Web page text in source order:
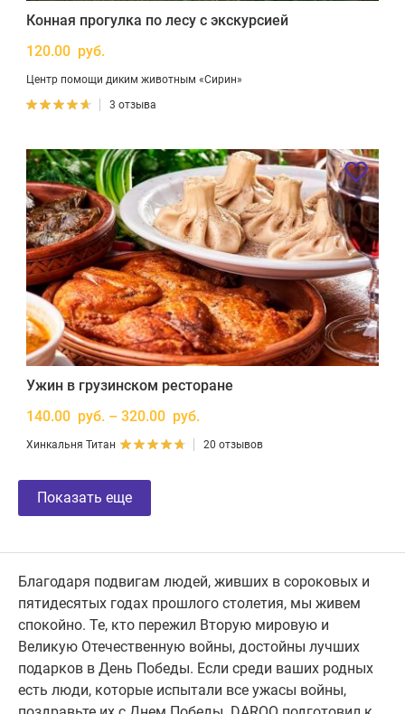
Конная прогулка по лесу с экскурсией
120.00 руб.
Центр помощи диким животным «Сирин»
3 отзыва
Ужин в грузинском ресторане
140.00 руб. – 320.00 руб.
Хинкальня Титан 20 отзывов
Показать еще
Благодаря подвигам людей, живших в сороковых и
пятидесятых годах прошлого столетия, мы живем
спокойно. Те, кто пережил Вторую мировую и
Великую Отечественную войны, достойны лучших
подарков в День Победы. Если среди ваших родных
есть люди, которые испытали все ужасы войны,